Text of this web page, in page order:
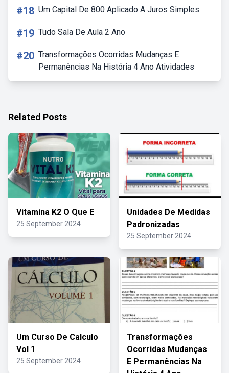
#18 Um Capital De 800 Aplicado A Juros Simples
#19 Tudo Sala De Aula 2 Ano
#20 Transformações Ocorridas Mudanças E
Permanências Na História 4 Ano Atividades
Related Posts
Vitamina K2 O Que E
25 September 2024
Unidades De Medidas
Padronizadas
25 September 2024
Um Curso De Calculo
Vol 1
25 September 2024
Transformações
Ocorridas Mudanças
E Permanências Na